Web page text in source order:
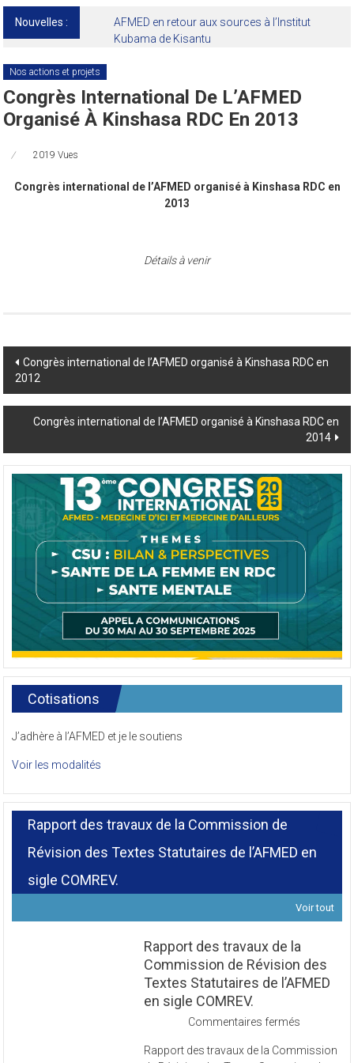
Nouvelles :
AFMED en retour aux sources à l’Institut
Kubama de Kisantu
Nos actions et projets
Congrès International De L’AFMED
Organisé À Kinshasa RDC En 2013
2019 Vues
Congrès international de l’AFMED organisé à Kinshasa RDC en
2013
Détails à venir
Post
navigation
Congrès international de l’AFMED organisé à Kinshasa RDC en
2012
Congrès international de l’AFMED organisé à Kinshasa RDC en
2014
Cotisations
J’adhère à l’AFMED et je le soutiens
Voir les modalités
Rapport des travaux de la Commission de
Révision des Textes Statutaires de l’AFMED en
sigle COMREV.
Voir tout
Rapport des travaux de la
Commission de Révision des
Textes Statutaires de l’AFMED
en sigle COMREV.
Commentaires fermés
des
Rapport des travaux de la Commission